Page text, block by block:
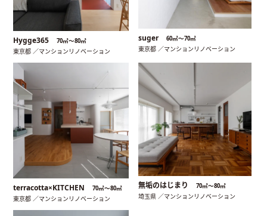
Hygge365 70㎡〜80㎡
東京都 ／マンションリノベーション
suger 60㎡〜70㎡
東京都 ／マンションリノベーション
terracotta×KITCHEN 70㎡〜80㎡
東京都 ／マンションリノベーション
無垢のはじまり 70㎡〜80㎡
埼玉県 ／マンションリノベーション